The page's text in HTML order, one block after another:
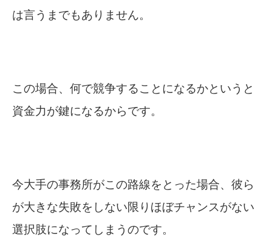
は言うまでもありません。
この場合、何で競争することになるかというと
資金力が鍵になるからです。
今大手の事務所がこの路線をとった場合、彼ら
が大きな失敗をしない限りほぼチャンスがない
選択肢になってしまうのです。